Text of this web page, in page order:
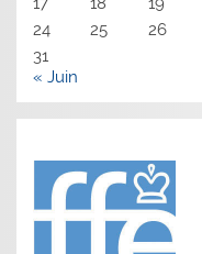
24
25 26
31
« Juin